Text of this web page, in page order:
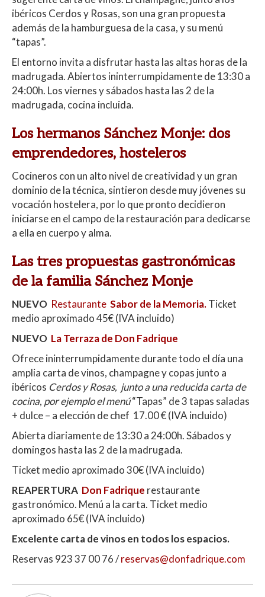
ibéricos Cerdos y Rosas, son una gran propuesta
además de la hamburguesa de la casa, y su menú
“tapas”.
El entorno invita a disfrutar hasta las altas horas de la
madrugada. Abiertos ininterrumpidamente de 13:30 a
24:00h. Los viernes y sábados hasta las 2 de la
madrugada, cocina incluida.
Los hermanos Sánchez Monje: dos
emprendedores, hosteleros
Cocineros con un alto nivel de creatividad y un gran
dominio de la técnica, sintieron desde muy jóvenes su
vocación hostelera, por lo que pronto decidieron
iniciarse en el campo de la restauración para dedicarse
a ella en cuerpo y alma.
Las tres propuestas gastronómicas
de la familia Sánchez Monje
NUEVO Restaurante Sabor de la Memoria.Ticket
medio aproximado 45€ (IVA incluido)
NUEVO La Terraza de Don Fadrique
Ofrece ininterrumpidamente durante todo el día una
amplia carta de vinos, champagne y copas junto a
ibéricos Cerdos y Rosas, junto a una reducida carta de
cocina, por ejemplo el menú“Tapas” de 3 tapas saladas
+ dulce – a elección de chef 17.00 € (IVA incluido)
Abierta diariamente de 13:30 a 24:00h. Sábados y
domingos hasta las 2 de la madrugada.
Ticket medio aproximado 30€ (IVA incluido)
REAPERTURA Don Fadrique restaurante
gastronómico. Menú a la carta. Ticket medio
aproximado 65€ (IVA incluido)
Excelente carta de vinos en todos los espacios.
Reservas 923 37 00 76 /reservas@donfadrique.com